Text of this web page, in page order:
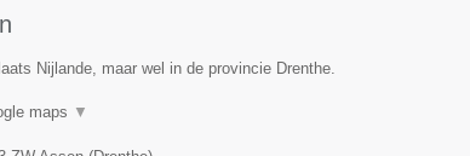
Nijlande, maar wel in de provincie Drenthe.
maps ▼